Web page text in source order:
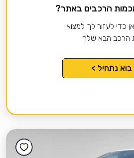
הרכבים באתר?
כדי לעזור לך למצוא
הרכב הבא שלך
בוא נתחיל >